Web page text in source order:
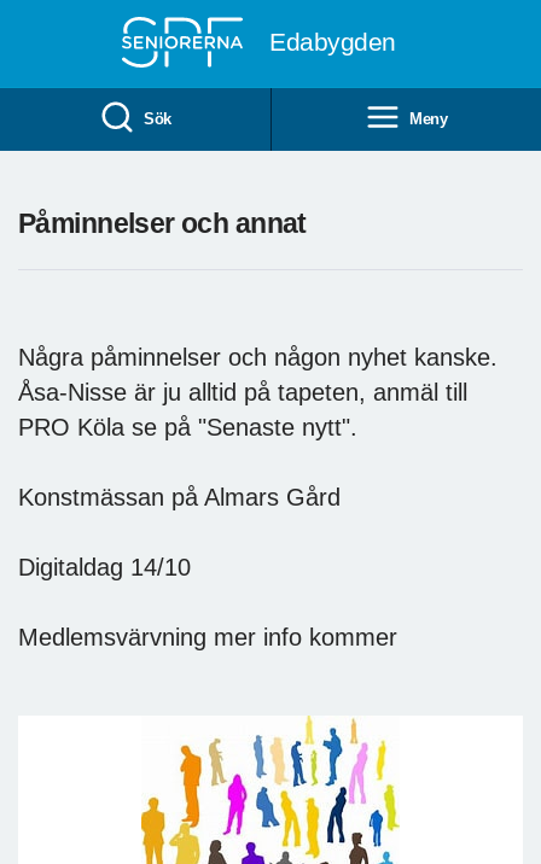
Edabygden
Sök Meny
Påminnelser och annat
Några påminnelser och någon nyhet kanske.
Åsa-Nisse är ju alltid på tapeten, anmäl till
PRO Köla se på "Senaste nytt".
Konstmässan på Almars Gård
Digitaldag 14/10
Medlemsvärvning mer info kommer